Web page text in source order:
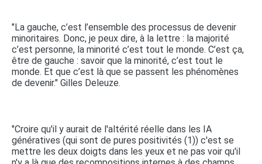
"La gauche, c’est l’ensemble des processus de devenir
minoritaires. Donc, je peux dire, à la lettre : la majorité
c’est personne, la minorité c’est tout le monde. C’est ça,
être de gauche : savoir que la minorité, c’est tout le
monde. Et que c’est là que se passent les phénomènes
de devenir." Gilles Deleuze.
"Croire qu'il y aurait de l'altérité réelle dans les IA
génératives (qui sont de pures positivités (1)) c'est se
mettre les deux doigts dans les yeux et ne pas voir qu'il